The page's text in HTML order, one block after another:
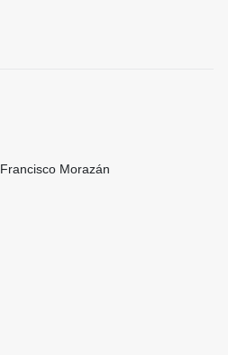
Francisco Morazán